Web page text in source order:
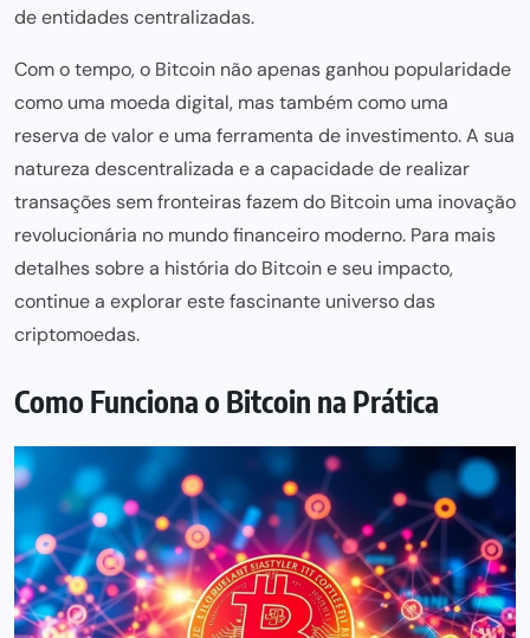
de entidades centralizadas.
Com o tempo, o Bitcoin não apenas ganhou popularidade
como uma moeda digital, mas também como uma
reserva de valor e uma ferramenta de investimento. A sua
natureza descentralizada e a capacidade de realizar
transações sem fronteiras fazem do Bitcoin uma inovação
revolucionária no mundo financeiro moderno. Para mais
detalhes sobre a história do Bitcoin e seu impacto,
continue a explorar este fascinante universo das
criptomoedas.
Como Funciona o Bitcoin na Prática